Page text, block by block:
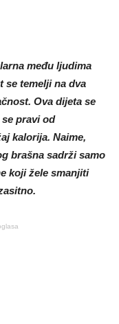
među ljudima
se temelji na dva
Ova dijeta se
pravi od
kalorija. Naime,
brašna sadrži samo
koji žele smanjiti